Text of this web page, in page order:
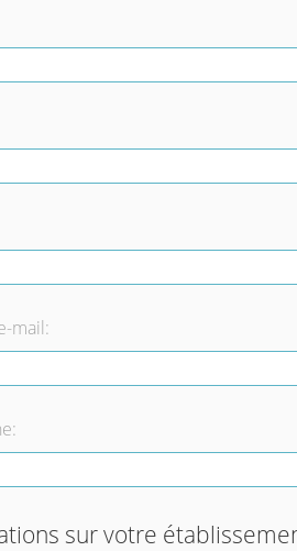
mail:
sur votre